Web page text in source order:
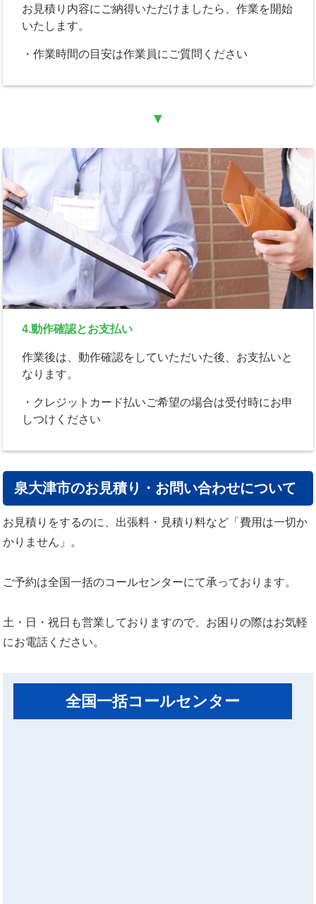
お見積り内容にご納得いただけましたら、作業を開始
いたします。
・作業時間の目安は作業員にご質問ください
▼
4.動作確認とお支払い
作業後は、動作確認をしていただいた後、お支払いと
なります。
・クレジットカード払いご希望の場合は受付時にお申
しつけください
泉大津市のお見積り・お問い合わせについて
お見積りをするのに、出張料・見積り料など「費用は一切か
かりません」。
ご予約は全国一括のコールセンターにて承っております。
土・日・祝日も営業しておりますので、お困りの際はお気軽
にお電話ください。
全国一括コールセンター